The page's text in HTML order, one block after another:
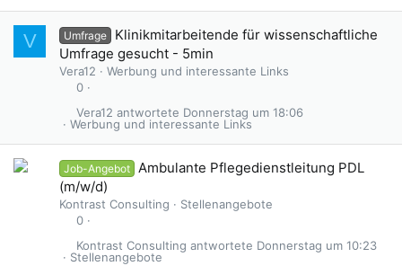
V Umfrage
Klinikmitarbeitende für wissenschaftliche
Umfrage gesucht - 5min
Vera12
Werbung und interessante Links
0
Werbung und interessante Links
Donnerstag um 18:06
Vera12
Job-Angebot
Ambulante Pflegedienstleitung PDL
(m/w/d)
Kontrast Consulting
Stellenangebote
0
Stellenangebote
Donnerstag um 10:23
Kontrast Consulting